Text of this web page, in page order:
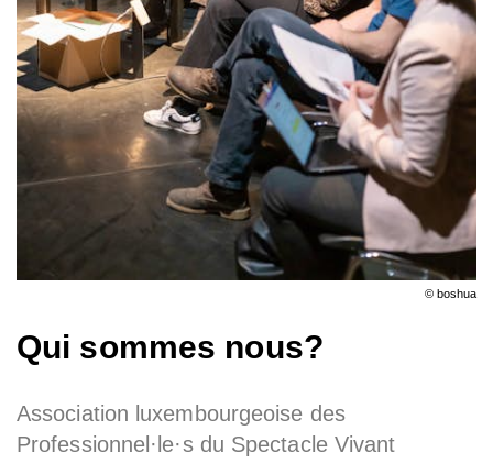
© boshua
Qui sommes nous?
Association luxembourgeoise des
Professionnel·le·s du Spectacle Vivant